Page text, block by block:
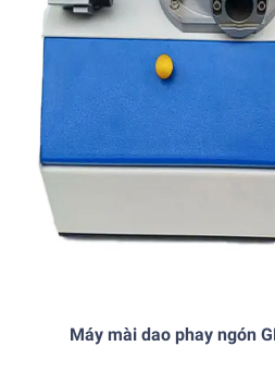
Máy mài dao phay ngón